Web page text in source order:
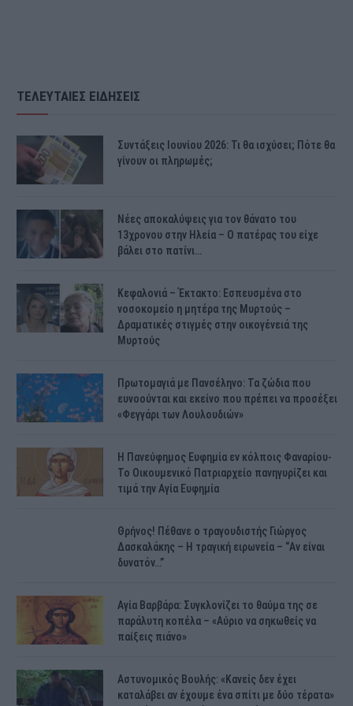
ΤΕΛΕΥΤΑΙΕΣ ΕΙΔΗΣΕΙΣ
Συντάξεις Ιουνίου 2026: Τι θα ισχύσει; Πότε θα
γίνουν οι πληρωμές;
Νέες αποκαλύψεις για τον θάνατο του
13χρονου στην Ηλεία – Ο πατέρας του είχε
βάλει στο πατίνι…
Κεφαλονιά – Έκτακτο: Εσπευσμένα στο
νοσοκομείο η μητέρα της Μυρτούς –
Δραματικές στιγμές στην οικογένειά της
Μυρτούς
Πρωτομαγιά με Πανσέληνο: Τα ζώδια που
ευνοούνται και εκείνο που πρέπει να προσέξει
«Φεγγάρι των Λουλουδιών»
H Πανεύφημος Ευφημία εν κόλποις Φαναρίου-
Το Οικουμενικό Πατριαρχείο πανηγυρίζει και
τιμά την Αγία Ευφημία
Θρήνος! Πέθανε ο τραγουδιστής Γιώργος
Δασκαλάκης – Η τραγική ειρωνεία – “Αν είναι
δυνατόν…”
Αγία Βαρβάρα: Συγκλονίζει το θαύμα της σε
παράλυτη κοπέλα – «Αύριο να σηκωθείς να
παίξεις πιάνο»
Αστυνομικός Bουλής: «Κανείς δεν έχει
καταλάβει αν έχουμε ένα σπίτι με δύο τέρατα»